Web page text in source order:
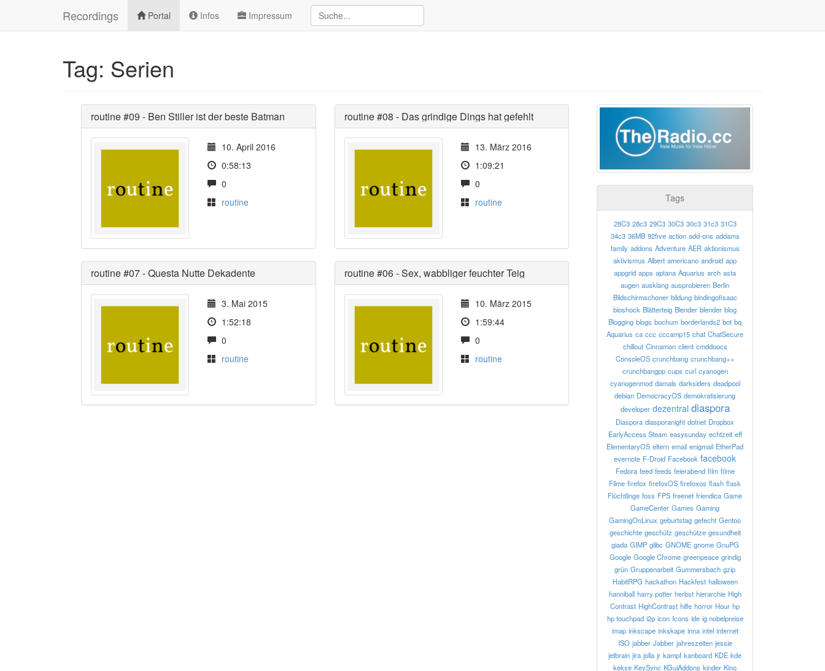
Recordings Portal Infos Impressum
Tag: Serien
routine #09 - Ben Stiller ist der beste Batman
10. April 2016
0:58:13
0
routine
routine #08 - Das grindige Dings hat gefehlt
13. März 2016
1:09:21
0
routine
routine #07 - Questa Nutte Dekadente
3. Mai 2015
1:52:18
0
routine
routine #06 - Sex, wabbliger feuchter Teig
10. März 2015
1:59:44
0
routine
Tags
28C3 28c3 29C3 30C3 30c3 31c3 31C3
34c3 36MB 92five action add-ons addams
family addons Adventure AER aktionismus
aktivismus Albert americano android app
appgrid apps aptana Aquarius arch asta
augen ausklang ausprobieren Berlin
Bildschirmschoner bildung bindingofisaac
bioshock Blätterteig Blender blender blog
Blogging blogs bochum borderlands2 bot bq
Aquarius ca ccc cccamp15 chat ChatSecure
chillout Cinnamon client cmddoocs
ConsoleOS crunchbang crunchbang++
crunchbangpp cups curl cyanogen
cyanogenmod damals darksiders deadpool
debian DemocracyOS demokratisierung
developer dezentral diaspora
Diaspora diasporanight dotnet Dropbox
EarlyAccess Steam easysunday echtzeit eff
ElementaryOS eltern email enigmail EtherPad
evernote F-Droid Facebook facebook
Fedora feed feeds feierabend film filme
Filme firefox firefoxOS firefoxos flash flask
Flüchtlinge foss FPS freenet friendica Game
GameCenter Games Gaming
GamingOnLinux geburtstag gefecht Gentoo
geschichte geschütz geschütze gesundheit
giada GIMP glibc GNOME gnome GnuPG
Google Google Chrome greenpeace grindig
grün Gruppenarbeit Gummersbach gzip
HabitRPG hackathon Hackfest halloween
hanniball harry potter herbst hierarchie High
Contrast HighContrast hilfe horror Hour hp
hp touchpad i2p icon Icons ide ig nobelpreise
imap inkscape inkskape inna intel internet
ISO jabber Jabber jahreszeiten jessie
jetbrain jira jolla jr kampf kanboard KDE kde
kekse KeySync KGuiAddons kinder Kino